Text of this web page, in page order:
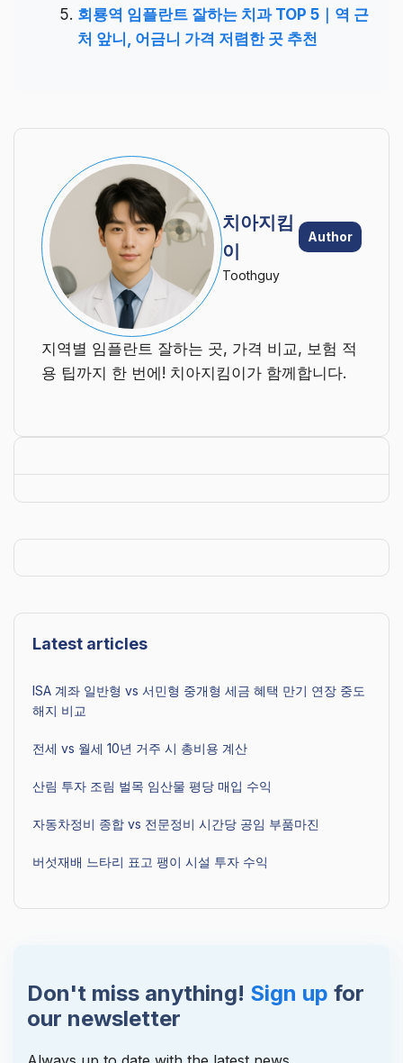
회룡역 임플란트 잘하는 치과 TOP 5｜역 근
처 앞니, 어금니 가격 저렴한 곳 추천
치아지킴
이
Author
Toothguy
지역별 임플란트 잘하는 곳, 가격 비교, 보험 적
용 팁까지 한 번에! 치아지킴이가 함께합니다.
Latest articles
ISA 계좌 일반형 vs 서민형 중개형 세금 혜택 만기 연장 중도
해지 비교
전세 vs 월세 10년 거주 시 총비용 계산
산림 투자 조림 벌목 임산물 평당 매입 수익
자동차정비 종합 vs 전문정비 시간당 공임 부품마진
버섯재배 느타리 표고 팽이 시설 투자 수익
Don't miss anything! Sign up for
our newsletter